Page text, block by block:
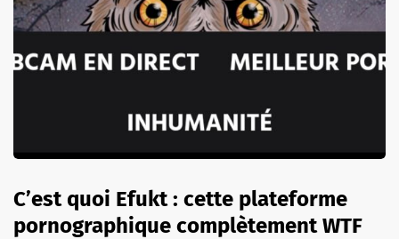
C’est quoi Efukt : cette plateforme
pornographique complètement WTF